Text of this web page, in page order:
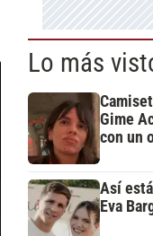
Lo más
Gime
con un
Así
Eva